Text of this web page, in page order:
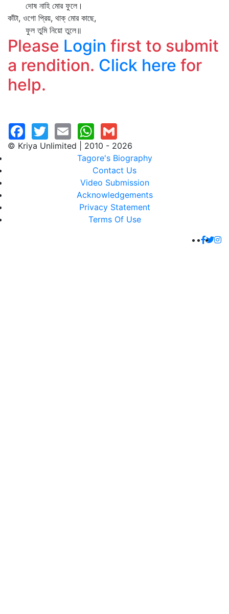
দোষ নাহি মোর ফুলে।
কাঁটা, ওগো প্রিয়, থাক্‌ মোর কাছে,
ফুল তুমি নিয়ো তুলে॥
Please Login first to submit
a rendition. Click here for
help.
© Kriya Unlimited | 2010 - 2026
Tagore's Biography
Contact Us
Video Submission
Acknowledgements
Privacy Statement
Terms Of Use